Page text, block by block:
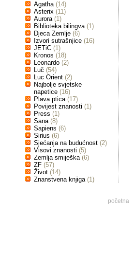
Agatha (14)
Asterix (11)
Aurora (1)
Biblioteka bilingva (1)
Djeca Zemlje (6)
Izvori sutrašnjice (16)
JETiC (1)
Kronos (18)
Leonardo (2)
Luč (54)
Luc Orient (2)
Najbolje svjetske
napetice (16)
Plava ptica (17)
Povijest znanosti (1)
Press (1)
Sana (8)
Sapiens (6)
Sirius (6)
Sjećanja na budućnost (2)
Visovi znanosti (5)
Zemlja smiješka (6)
ZF (57)
Život (14)
Znanstvena knjiga (1)
početna